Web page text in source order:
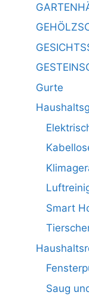
Gurte
Smart
Saug